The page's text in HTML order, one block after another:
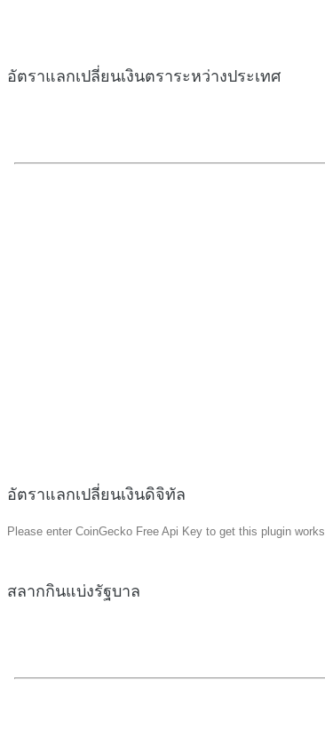
อัตราแลกเปลี่ยนเงินตราระหว่างประเทศ
อัตราแลกเปลี่ยนเงินดิจิทัล
Please enter CoinGecko Free Api Key to get this plugin works.
สลากกินแบ่งรัฐบาล